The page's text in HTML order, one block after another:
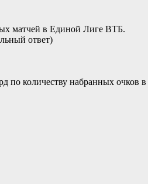
матчей в Единой Лиге ВТБ.
ответ)
по количеству набранных очков